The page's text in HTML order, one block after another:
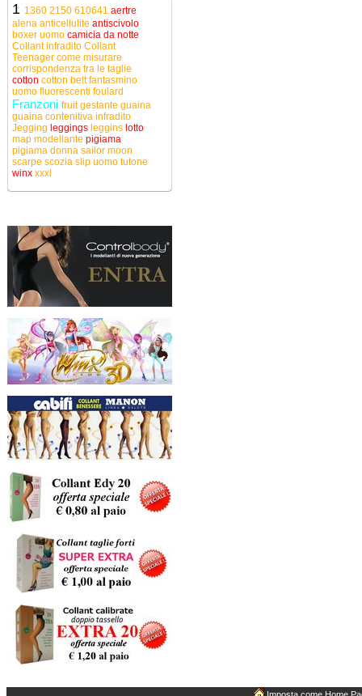
1 1360 2150 610641 aertre
alena anticellulite antiscivolo
boxer uomo camicia da notte
Collant infradito Collant
Teenager come misurare
corrispondenza tra le taglie
cotton cotton beltfantasmino
uomo fluorescenti foulard
Franzoni fruitgestante guaina
guaina contenitiva infradito
Jegging leggings leggins lotto
map modellante pigiama
pigiama donna sailor moon
scarpe scozia slip uomo tutone
winx xxxl